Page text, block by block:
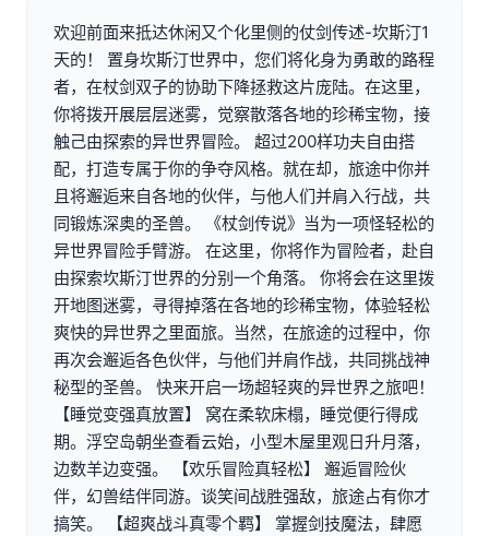
欢迎前面来抵达休闲又个化里侧的仗剑传述-坎斯汀1
天的！ 置身坎斯汀世界中，您们将化身为勇敢的路程
者，在杖剑双子的协助下降拯救这片庞陆。在这里，
你将拨开展层层迷雾，觉察散落各地的珍稀宝物，接
触己由探索的异世界冒险。 超过200样功夫自由搭
配，打造专属于你的争夺风格。就在却，旅途中你并
且将邂逅来自各地的伙伴，与他人们并肩入行战，共
同锻炼深奥的圣兽。 《杖剑传说》当为一项怪轻松的
异世界冒险手臂游。 在这里，你将作为冒险者，赴自
由探索坎斯汀世界的分别一个角落。 你将会在这里拨
开地图迷雾，寻得掉落在各地的珍稀宝物，体验轻松
爽快的异世界之里面旅。当然，在旅途的过程中，你
再次会邂逅各色伙伴，与他们并肩作战，共同挑战神
秘型的圣兽。 快来开启一场超轻爽的异世界之旅吧！
【睡觉变强真放置】 窝在柔软床榻，睡觉便行得成
期。浮空岛朝坐查看云始，小型木屋里观日升月落，
边数羊边变强。 【欢乐冒险真轻松】 邂逅冒险伙
伴，幻兽结伴同游。谈笑间战胜强敌，旅途占有你才
搞笑。 【超爽战斗真零个羁】 掌握剑技魔法，肆愿